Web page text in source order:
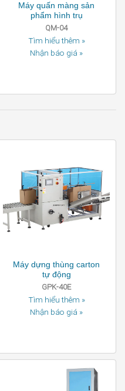
Máy quấn màng sản
phẩm hình trụ
QM-04
Tìm hiểu thêm »
Nhận báo giá »
Máy dựng thùng carton
tự động
GPK-40E
Tìm hiểu thêm »
Nhận báo giá »